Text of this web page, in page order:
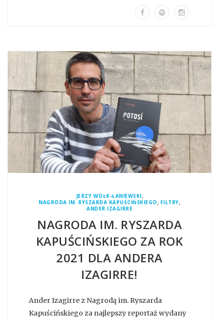
JERZY WOŁK-ŁANIEWSKI,
NAGRODA IM. RYSZARDA KAPUŚCIŃSKIEGO , FILTRY,
ANDER IZAGIRRE
NAGRODA IM. RYSZARDA
KAPUŚCIŃSKIEGO ZA ROK
2021 DLA ANDERA
IZAGIRRE!
Ander Izagirre z Nagrodą im. Ryszarda
Kapuścińskiego za najlepszy reportaż wydany